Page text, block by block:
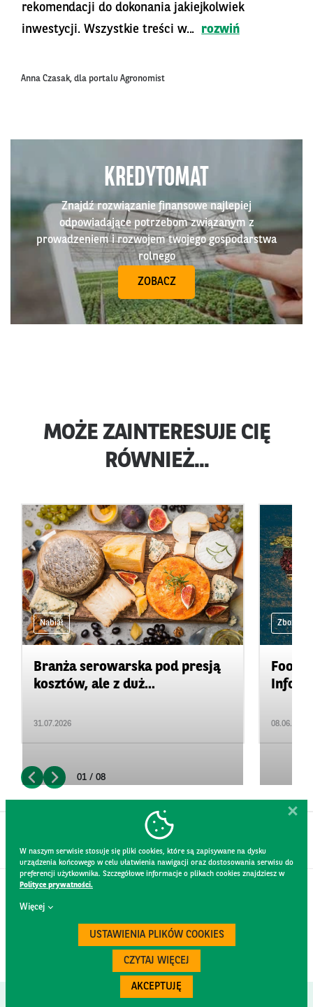
rekomendacji do dokonania jakiejkolwiek
inwestycji. Wszystkie treści w...
rozwiń
Anna Czasak, dla portalu Agronomist
KREDYTOMAT
Znajdź rozwiązanie finansowe najlepiej
odpowiadające potrzebom związanym z
prowadzeniem i rozwojem twojego gospodarstwa
rolnego
ZOBACZ
MOŻE ZAINTERESUJE CIĘ
RÓWNIEŻ...
Nabiał
Branża serowarska pod presją
kosztów, ale z duż...
31.07.2026
Zboża i
08.06.2026
01 / 08
W naszym serwisie stosuje się pliki cookies, które są zapisywane na dysku
urządzenia końcowego w celu ułatwienia nawigacji oraz dostosowania serwisu do
preferencji użytkownika. Szczegółowe informacje o plikach cookies znajdziesz w
Polityce prywatności.
Więcej
USTAWIENIA PLIKÓW COOKIES
CZYTAJ WIĘCEJ
AKCEPTUJĘ
REGULAMIN STRONY
POLITYKA PRYWATNOŚCI